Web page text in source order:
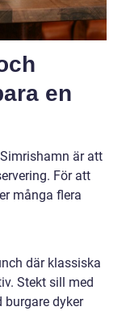
en
är att
För att
många flera
där klassiska
Stekt sill med
burgare dyker